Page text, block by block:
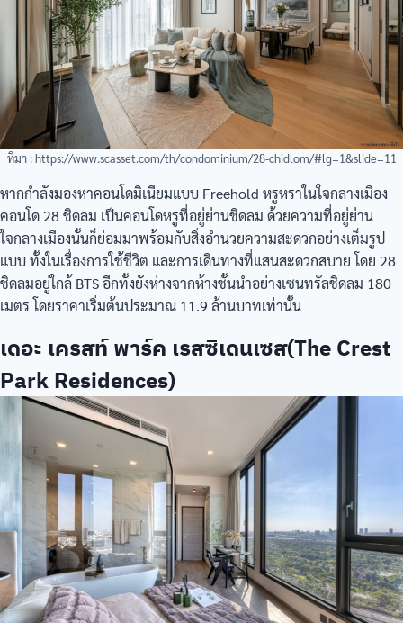
ที่มา : https://www.scasset.com/th/condominium/28-chidlom/#lg=1&slide=11
หากกำลังมองหาคอนโดมิเนียมแบบ Freehold หรูหราในใจกลางเมือง
คอนโด 28 ชิดลม เป็นคอนโดหรูที่อยู่ย่านชิดลม ด้วยความที่อยู่ย่าน
ใจกลางเมืองนั้นก็ย่อมมาพร้อมกับสิ่งอำนวยความสะดวกอย่างเต็มรูป
แบบ ทั้งในเรื่องการใช้ชีวิต และการเดินทางที่แสนสะดวกสบาย โดย 28
ชิดลมอยู่ใกล้ BTS อีกทั้งยังห่างจากห้างชั้นนำอย่างเซนทรัลชิดลม 180
เมตร โดยราคาเริ่มต้นประมาณ 11.9 ล้านบาทเท่านั้น
เดอะ เครสท์ พาร์ค เรสซิเดนเซส(The Crest
Park Residences)